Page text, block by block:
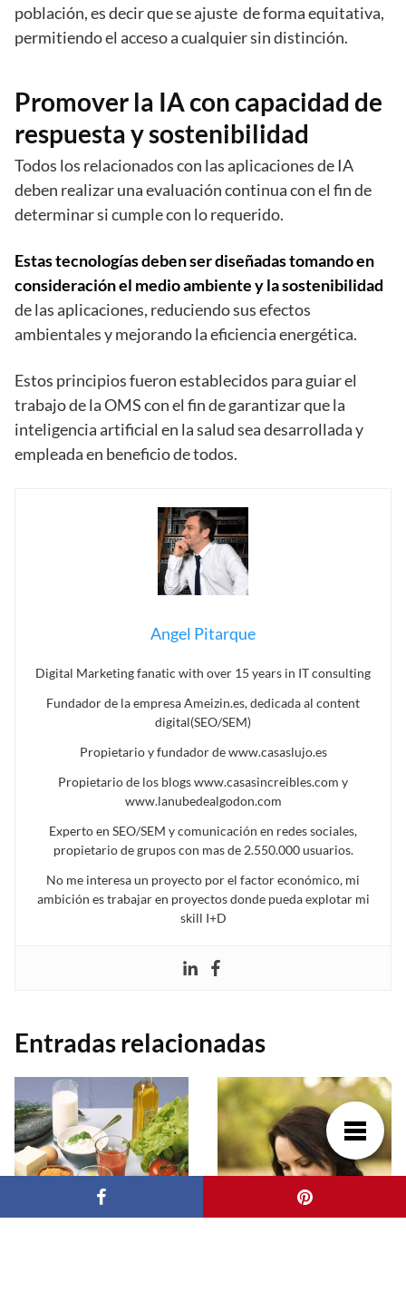
población, es decir que se ajuste de forma equitativa,
permitiendo el acceso a cualquier sin distinción.
Promover la IA con capacidad de
respuesta y sostenibilidad
Todos los relacionados con las aplicaciones de IA
deben realizar una evaluación continua con el fin de
determinar si cumple con lo requerido.
Estas tecnologías deben ser diseñadas tomando en
consideración el medio ambiente y la sostenibilidad
de las aplicaciones, reduciendo sus efectos
ambientales y mejorando la eficiencia energética.
Estos principios fueron establecidos para guiar el
trabajo de la OMS con el fin de garantizar que la
inteligencia artificial en la salud sea desarrollada y
empleada en beneficio de todos.
Angel Pitarque
Digital Marketing fanatic with over 15 years in IT consulting
Fundador de la empresa Ameizin.es, dedicada al content
digital(SEO/SEM)
Propietario y fundador de www.casaslujo.es
Propietario de los blogs www.casasincreibles.com y
www.lanubedealgodon.com
Experto en SEO/SEM y comunicación en redes sociales,
propietario de grupos con mas de 2.550.000 usuarios.
No me interesa un proyecto por el factor económico, mi
ambición es trabajar en proyectos donde pueda explotar mi
skill I+D
Entradas relacionadas